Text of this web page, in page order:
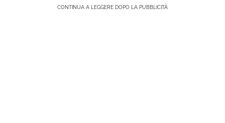
CONTINUA A LEGGERE DOPO LA PUBBLICITÀ